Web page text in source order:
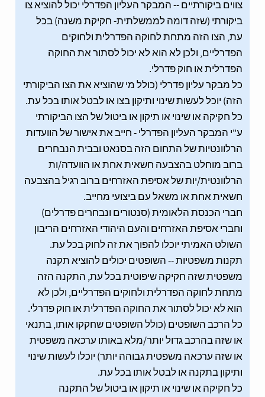
צווים ביקורתיים -- המבקר העליון הפדרלי יכול להוציא צו
ביקורתי (שזה דומה לממשלתית- חקיקת משנה) בכל
עת, הצו הזה מתחת לחוקה הפדרלית ולחוקים
הפדרליים, ולכן לא הוא לא יכול לסתור את החוקה
הפדרלית או חוק פדרלי.
כל מבקר עליון פדרלי (כולל מי שהוציא את הצו הביקורתי
הזה) יוכל לעשות שינוי ותיקון בצו או לבטל אותו בכל עת.
כל חקיקה או שינוי או תיקון או ביטול של הצו הביקורתי
ע"י המבקר העליון הפדרלי - חייב את אישור של הוועדות
הרלוונטיות של התחום הזה בסנאט ובבית הנבחרים
ברוב מוחלט בהצבעה חשאית אחת או הוועדה/ות
הרלוונטית/יות של אסיפת האזרחים ברוב רגיל בהצבעה
חשאית אחת או משאל עם ביצועי מחייב.
חברי הכנסת הלאומית (סנטורים ונבחרים פדרלים)
וחברי אסיפת האזרחים והעם היהודי האזרחים הריבון
השולט האמיתי יוכלו להפוך את זה לחוק בכל עת.
תקנות משפטיות -- השופטים יכולים להוציא תקנה
משפטית שזה חקיקה שיפוטית בכל עת, התקנה הזה
מתחת לחוקה הפדרלית ולחוקים הפדרליים, ולכן לא
הוא לא יכול לסתור את החוקה הפדרלית או חוק פדרלי.
כל הרכב השופטים (כולל השופטים שחקקו אותו, בתנאי
או שזה בהרכב גדול יותר/מלא באותו ערכאה משפטית
או שזה ערכאה משפטית גבוהה יותר) יוכלו לעשות שינוי
ותיקון בתקנה או לבטל אותו בכל עת.
כל חקיקה או שינוי או תיקון או ביטול של התקנה